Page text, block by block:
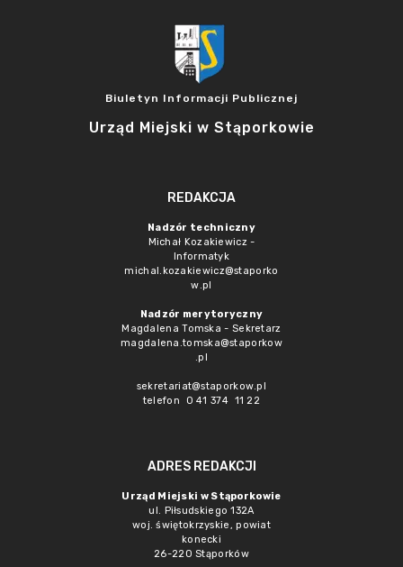
Biuletyn Informacji Publicznej
Urząd Miejski w Stąporkowie
REDAKCJA
Nadzór techniczny
Michał Kozakiewicz -
Informatyk
michal.kozakiewicz@staporko
w.pl
Nadzór merytoryczny
Magdalena Tomska - Sekretarz
magdalena.tomska@staporkow
.pl
sekretariat@staporkow.pl
telefon 0 41 374 11 22
ADRES REDAKCJI
Urząd Miejski w Stąporkowie
ul. Piłsudskiego 132A
woj. świętokrzyskie, powiat
konecki
26-220 Stąporków